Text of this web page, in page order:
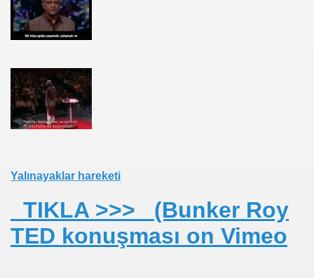
Yalınayaklar hareketi
TIKLA >>> (Bunker Roy
TED konuşması on Vimeo
Proje Yetkilisi-GEBZE YÜKSEK TEKNOLOJİ